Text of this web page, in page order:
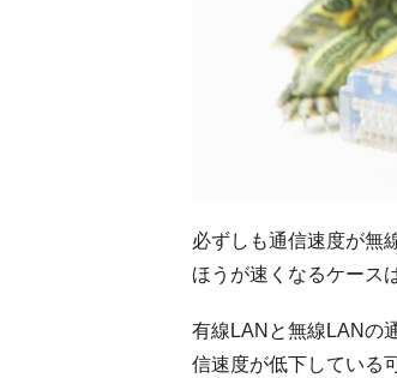
必ずしも通信速度が無
ほうが速くなるケース
有線LANと無線LANの
信速度が低下している